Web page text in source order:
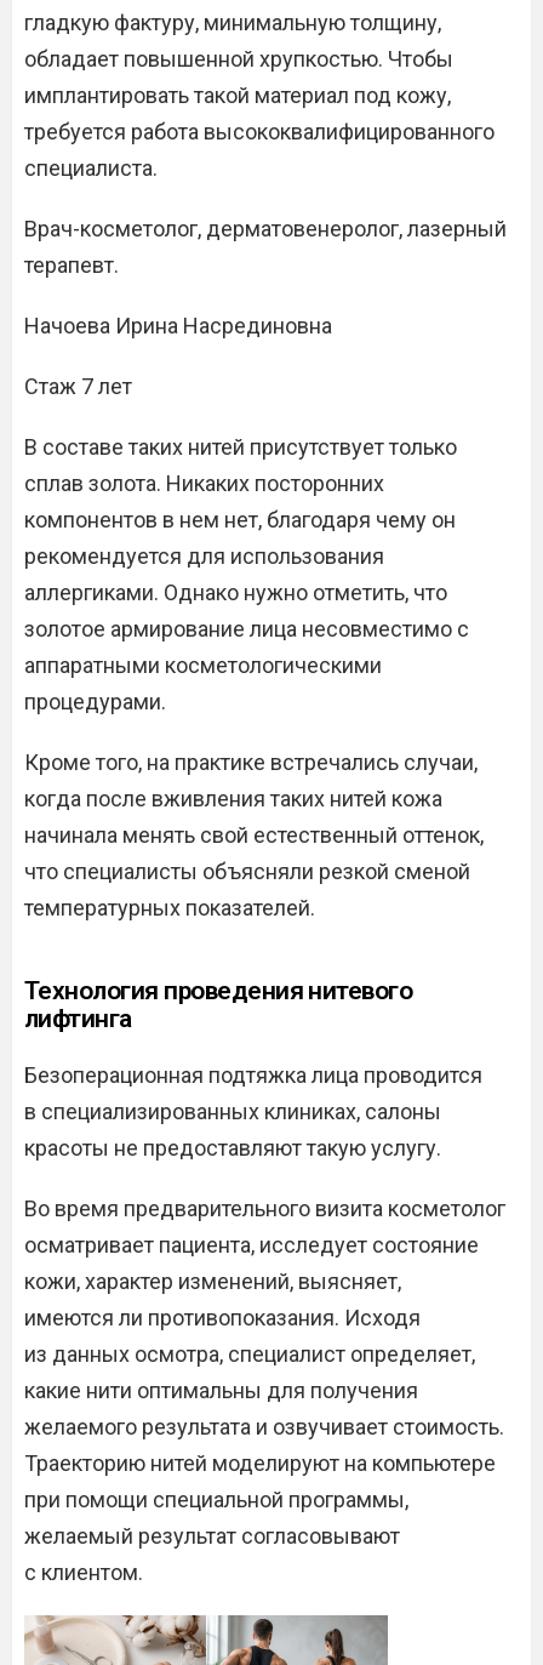
гладкую фактуру, минимальную толщину,
обладает повышенной хрупкостью. Чтобы
имплантировать такой материал под кожу,
требуется работа высококвалифицированного
специалиста.
Врач-косметолог, дерматовенеролог, лазерный
терапевт.
Начоева Ирина Насрединовна
Стаж 7 лет
В составе таких нитей присутствует только
сплав золота. Никаких посторонних
компонентов в нем нет, благодаря чему он
рекомендуется для использования
аллергиками. Однако нужно отметить, что
золотое армирование лица несовместимо с
аппаратными косметологическими
процедурами.
Кроме того, на практике встречались случаи,
когда после вживления таких нитей кожа
начинала менять свой естественный оттенок,
что специалисты объясняли резкой сменой
температурных показателей.
Технология проведения нитевого
лифтинга
Безоперационная подтяжка лица проводится
в специализированных клиниках, салоны
красоты не предоставляют такую услугу.
Во время предварительного визита косметолог
осматривает пациента, исследует состояние
кожи, характер изменений, выясняет,
имеются ли противопоказания. Исходя
из данных осмотра, специалист определяет,
какие нити оптимальны для получения
желаемого результата и озвучивает стоимость.
Траекторию нитей моделируют на компьютере
при помощи специальной программы,
желаемый результат согласовывают
с клиентом.